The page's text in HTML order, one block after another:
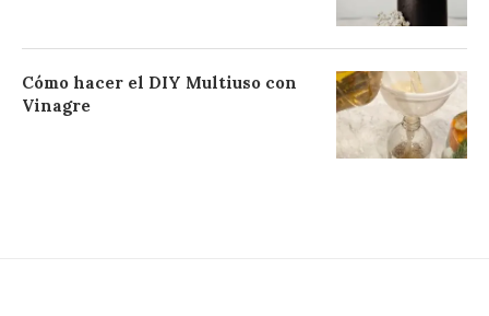
Cómo hacer el DIY Multiuso con
Vinagre